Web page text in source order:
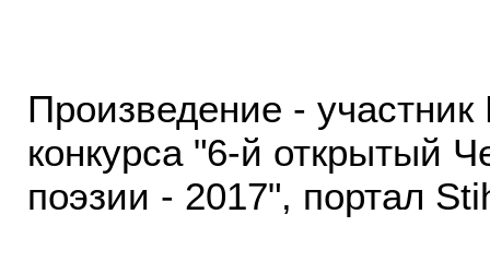
Произведение -
конкурса "6-й открытый
поэзии - 2017", портал